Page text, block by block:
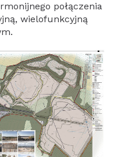
połączenia
wielofunkcyjną